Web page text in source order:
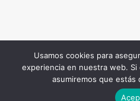
Todos los Derechos
© 2026 |Terminos y
Usamos cookies para
experiencia en nuestra web.
asumiremos que estás